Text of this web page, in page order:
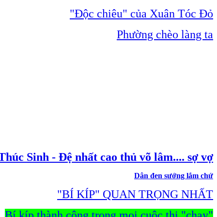
"Độc chiêu" của Xuân Tóc Đỏ
Phường chèo làng ta
Sinh - Đệ nhất cao thủ võ lâm.... sợ vợ
Dân đen sướng lắm chứ
"BÍ KÍP" QUAN TRỌNG NHẤT